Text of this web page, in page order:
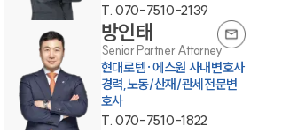
T. 070-7510-2139
방인태
Senior Partner Attorney
현대로템·에스원 사내변호사
경력,노동/산재/관세전문변
호사
T. 070-7510-1822